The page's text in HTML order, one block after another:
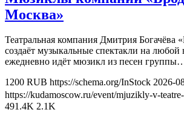
Москва»
Театральная компания Дмитрия Богачёва
создаёт музыкальные спектакли на
ежедневно идёт мюзикл из песен
1200 RUB https://schema.org/InStock 2026-
https://kudamoscow.ru/event/mjuzikly-v-
491.4K 2.1K